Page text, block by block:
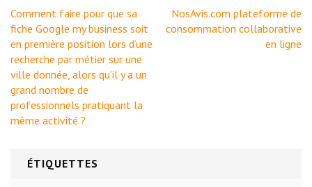
Navigation
de
l’article
Comment faire pour que sa
fiche Google my business soit
en première position lors d’une
recherche par métier sur une
ville donnée, alors qu’il y a un
grand nombre de
professionnels pratiquant la
même activité ?
NosAvis.com plateforme de
consommation collaborative
en ligne
ÉTIQUETTES